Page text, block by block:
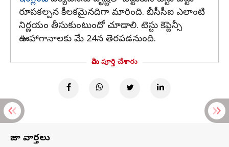
రూపకల్పన కీలకమైనదిగా మారింది. బీసీసీఐ ఎలాంటి
నిర్ణయం తీసుకుంటుందో చూడాలి. టెస్టు కెప్టెన్సీ
ఊహాగానాలకు మే 24న తెరపడనుంది.
మీరు పూర్తి చేశారు
తాజా వార్తలు